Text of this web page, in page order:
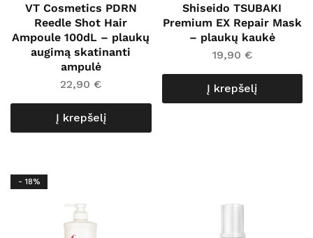
VT Cosmetics PDRN
Reedle Shot Hair
Ampoule 100dL – plaukų
augimą skatinanti
ampulė
22,90€
Į krepšelį
Shiseido TSUBAKI
Premium EX Repair Mask
– plaukų kaukė
19,90 €
Į krepšelį
- 18%